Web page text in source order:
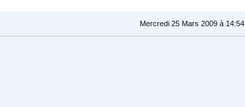
Mercredi 25 Mars 2009 à 14:54